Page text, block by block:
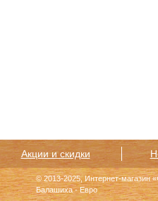
Акции и скидки
© 2013-2025, Интернет-магазин
Балашиха - Евро